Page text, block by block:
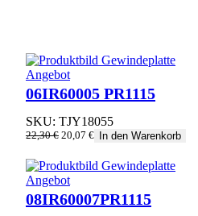
AngebotProdukt
im
Angebot
06IR60005 PR1115
SKU: TJY18055
22,30€ Ursprünglicher
war:
22,30 €
20,07 €Aktueller
ist:
20,07 €.
In den Warenkorb
AngebotProdukt
im
Angebot
08IR60007PR1115